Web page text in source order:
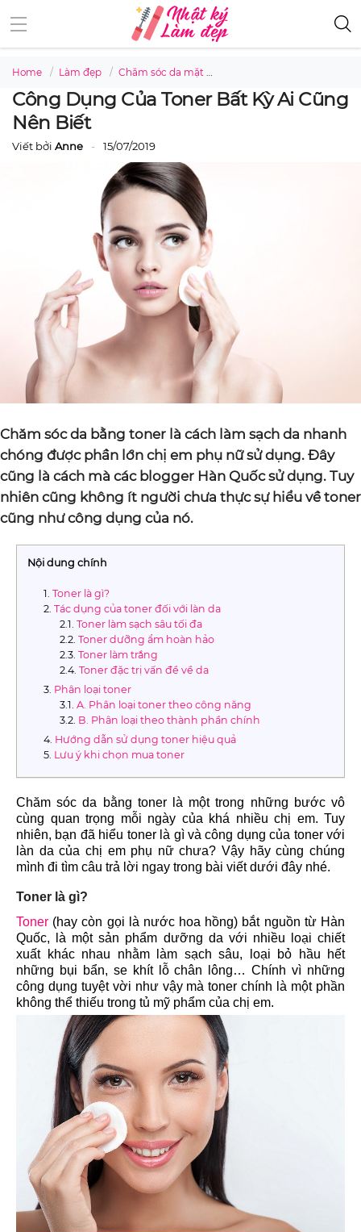
Home Làm đẹp Chăm sóc da mặt
Công Dụng Của Toner Bất Kỳ Ai Cũng
Nên Biết
Viết bởi Anne 15/07/2019
Chăm sóc da bằng toner là cách làm sạch da nhanh
chóng được phần lớn chị em phụ nữ sử dụng. Đây
cũng là cách mà các blogger Hàn Quốc sử dụng. Tuy
nhiên cũng không ít người chưa thực sự hiểu về toner
cũng như công dụng của nó.
Nội dung chính
Toner là gì?
Tác dụng của toner đối với làn da
Toner làm sạch sâu tối đa
Toner dưỡng ẩm hoàn hảo
Toner làm trắng
Toner đặc trị vấn đề về da
Phân loại toner
A. Phân loại toner theo công năng
B. Phân loại theo thành phần chính
Hướng dẫn sử dụng toner hiệu quả
Lưu ý khi chọn mua toner
Chăm sóc da bằng toner là một trong những bước vô
cùng quan trọng mỗi ngày của khá nhiều chị em. Tuy
nhiên, bạn đã hiểu toner là gì và công dụng của toner với
làn da của chị em phụ nữ chưa? Vậy hãy cùng chúng
mình đi tìm câu trả lời ngay trong bài viết dưới đây nhé.
Toner là gì?
Toner (hay còn gọi là nước hoa hồng) bắt nguồn từ Hàn
Quốc, là một sản phẩm dưỡng da với nhiều loại chiết
xuất khác nhau nhằm làm sạch sâu, loại bỏ hầu hết
những bụi bẩn, se khít lỗ chân lông… Chính vì những
công dụng tuyệt vời như vậy mà toner chính là một phần
không thể thiếu trong tủ mỹ phẩm của chị em.